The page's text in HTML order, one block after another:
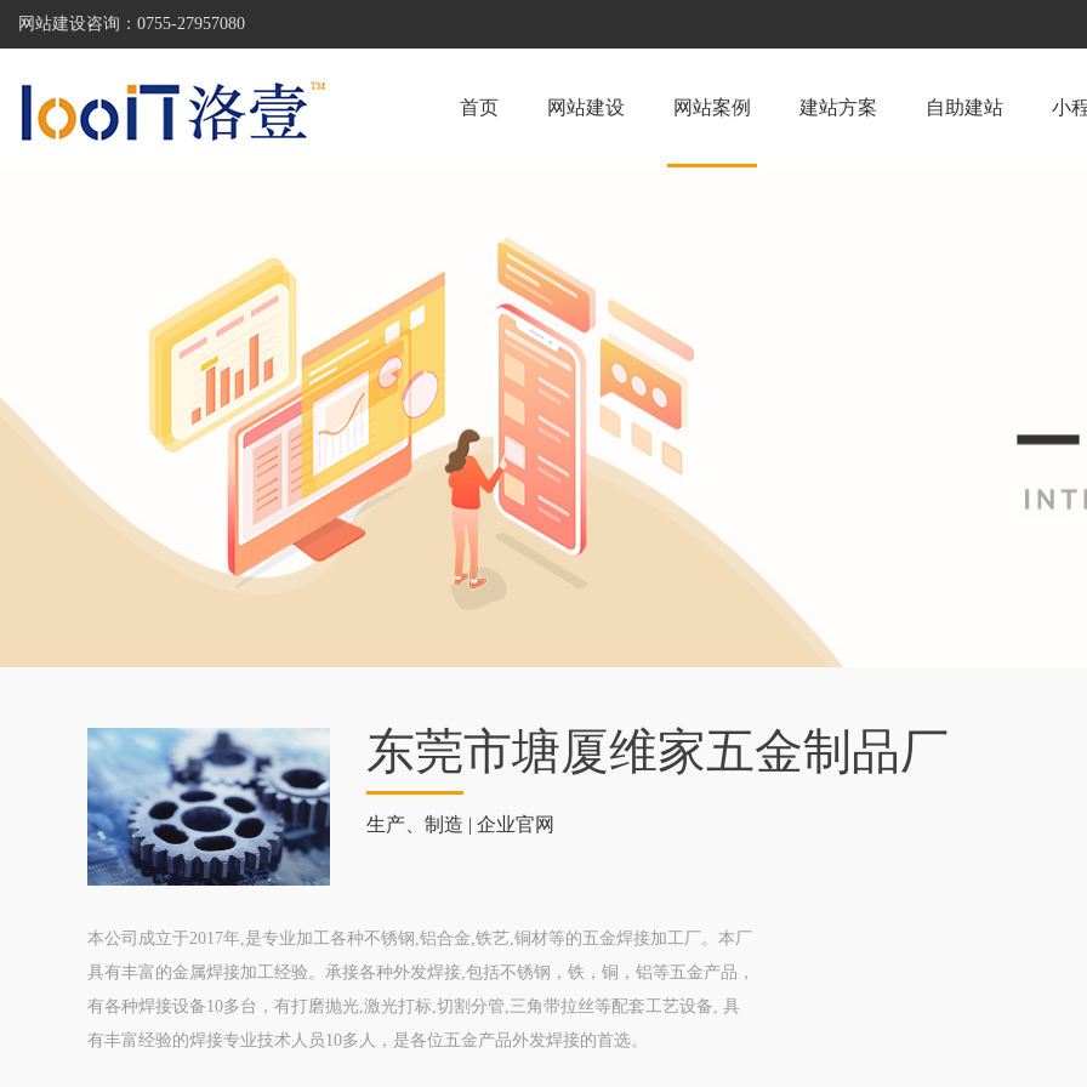
网站建设咨询： 0755-27957080
首页 网站建设 网站案例 建站方案 自助建站 小
东莞市塘厦维家五金制品厂
生产、制造 | 企业官网
本公司成立于2017年,是专业加工各种不锈钢,铝合金,铁艺,铜材等的五金焊接加工厂。本厂
具有丰富的金属焊接加工经验。承接各种外发焊接,包括不锈钢，铁，铜，铝等五金产品，
有各种焊接设备10多台，有打磨抛光,激光打标,切割分管,三角带拉丝等配套工艺设备, 具
有丰富经验的焊接专业技术人员10多人，是各位五金产品外发焊接的首选。